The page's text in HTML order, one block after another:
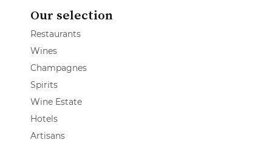
Our selection
Restaurants
Wines
Champagnes
Spirits
Wine Estate
Hotels
Artisans